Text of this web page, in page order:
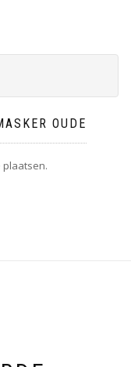
OUDE